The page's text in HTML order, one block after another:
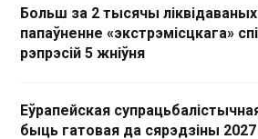
Больш за 2 тысячы
папаўненне «экстрэмісцкага»
рэпрэсій 5 жніўня
Еўрапейская
быць гатовая да сярэдзіны